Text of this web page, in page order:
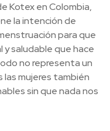
Kotex en Colombia,
la intención de
para que
y saludable que hace
no representa un
mujeres también
sin que nada nos